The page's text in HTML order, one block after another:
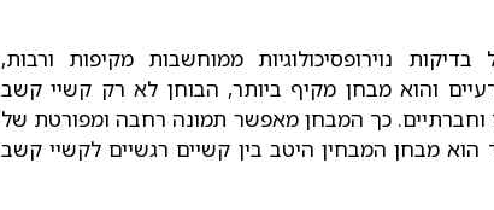
נוירופסיכולוגיות ממוחשבות מקיפות ורבות,
והוא מבחן מקיף ביותר, הבוחן לא רק קשיי קשב
וחברתיים. כך המבחן מאפשר תמונה רחבה ומפורטת של
הוא מבחן המבחין היטב בין קשיים רגשיים לקשיי קשב